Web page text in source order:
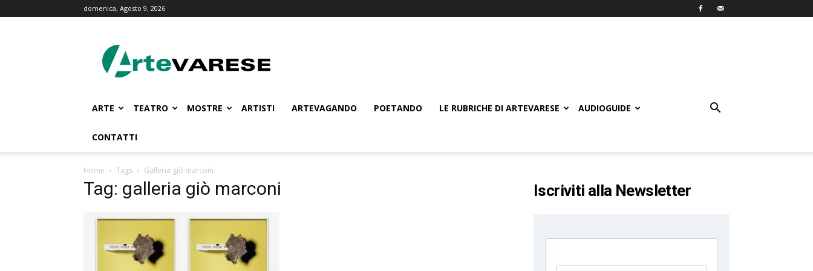
domenica, Agosto 9, 2026
ARTE TEATRO MOSTRE ARTISTI ARTEVAGANDO POETANDO LE RUBRICHE DI ARTEVARESE AUDIOGUIDE
CONTATTI
Home Tags Galleria giò marconi
Tag: galleria giò marconi Iscriviti alla Newsletter